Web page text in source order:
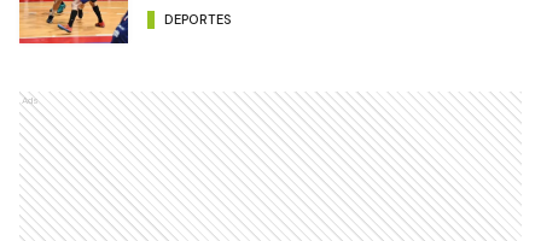
DEPORTES
Ads